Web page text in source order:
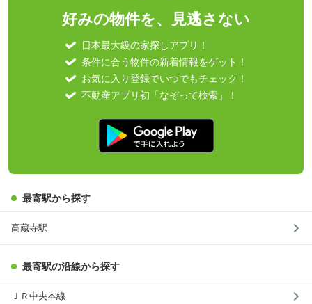
好みの物件を、見逃さない
日本最大級の家探しアプリ！
条件に合う物件の新着情報をゲット！
お気に入り登録でいつでもチェック！
不動産アプリ初「なぞって検索」！
最寄駅から探す
高蔵寺駅
最寄駅の沿線から探す
ＪＲ中央本線